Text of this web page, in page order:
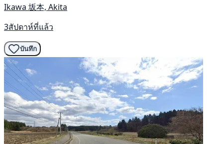
Ikawa 坂本, Akita
3สัปดาห์ที่แล้ว
บันทึก